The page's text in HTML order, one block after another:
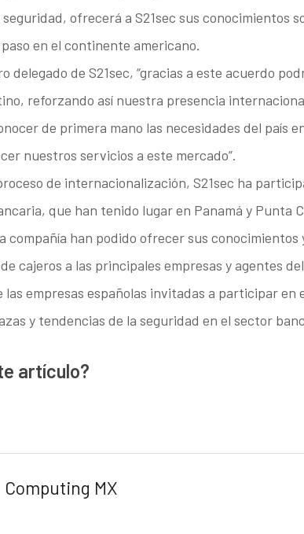
ofrecerá a S21sec sus conocimientos
en el continente americano.
delegado de S21sec, “gracias a este acuerdo
reforzando así nuestra presencia
de primera mano las necesidades del país
nuestros servicios a este mercado”.
de internacionalización, S21sec ha
que han tenido lugar en Panamá y Punta
compañía han podido ofrecer sus conocimientos
cajeros a las principales empresas y agentes
las empresas españolas invitadas a participar en
y tendencias de la seguridad en el sector
artículo?
MX